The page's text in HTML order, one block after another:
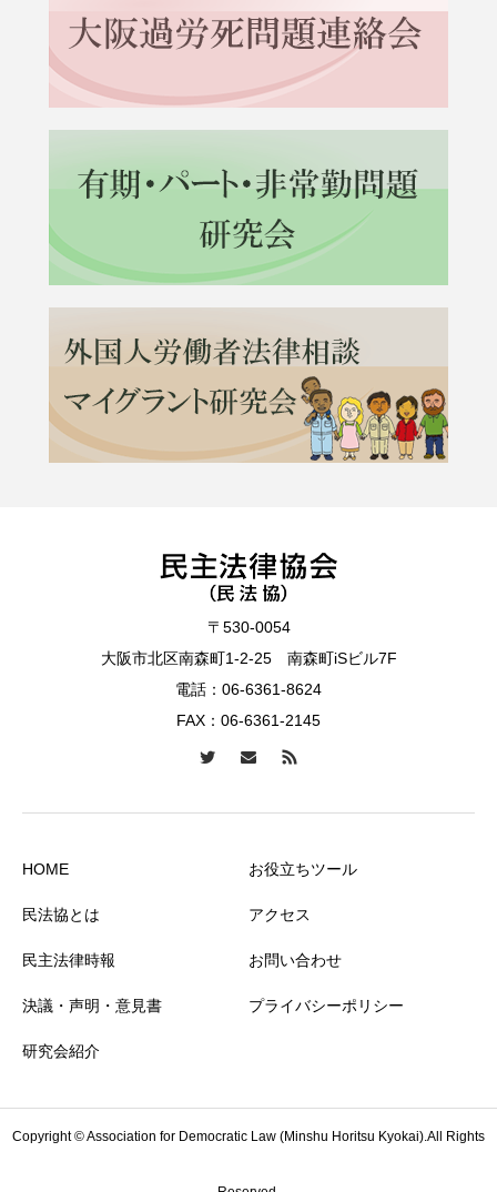
〒530-0054
大阪市北区南森町1-2-25 南森町iSビル7F
電話： 06-6361-8624
FAX：06-6361-2145
HOME
民法協とは
民主法律時報
決議・声明・意見書
研究会紹介
お役立ちツール
アクセス
お問い合わせ
プライバシーポリシー
Copyright © Association for Democratic Law (Minshu Horitsu Kyokai).All Rights